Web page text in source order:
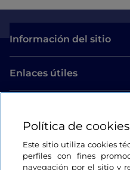
Información del sitio
Enlaces útiles
Estamos en contacto
Política de cookies
Este sitio utiliza cookies
perfiles con fines
navegación por el sitio y